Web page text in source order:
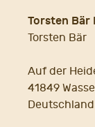
Torsten Bär
Torsten Bär
Auf der
41849
Deutschland